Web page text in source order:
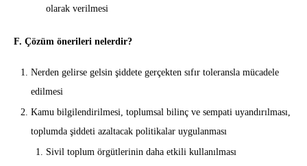
olarak verilmesi
F. Çözüm önerileri nelerdir?
Nerden gelirse gelsin şiddete gerçekten sıfır toleransla mücadele
edilmesi
Kamu bilgilendirilmesi, toplumsal bilinç ve sempati uyandırılması,
toplumda şiddeti azaltacak politikalar uygulanması
Sivil toplum örgütlerinin daha etkili kullanılması